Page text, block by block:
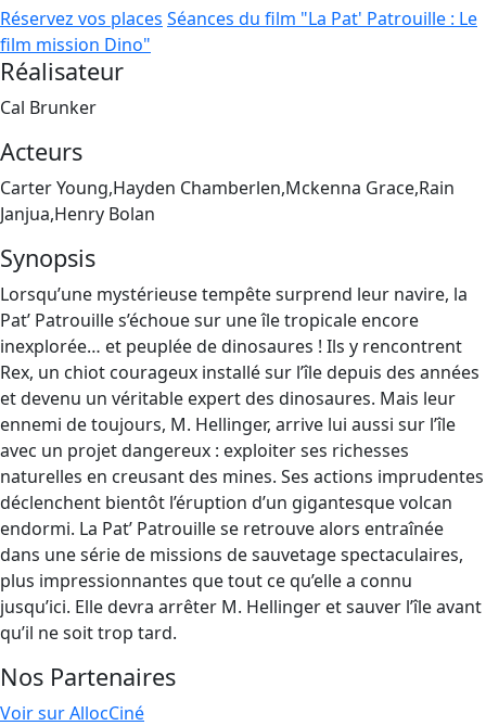
Réservez vos places Séances du film "La Pat' Patrouille : Le
film mission Dino"
Réalisateur
Cal Brunker
Acteurs
Carter Young,Hayden Chamberlen,Mckenna Grace,Rain
Janjua,Henry Bolan
Synopsis
Lorsqu’une mystérieuse tempête surprend leur navire, la
Pat’ Patrouille s’échoue sur une île tropicale encore
inexplorée… et peuplée de dinosaures ! Ils y rencontrent
Rex, un chiot courageux installé sur l’île depuis des années
et devenu un véritable expert des dinosaures. Mais leur
ennemi de toujours, M. Hellinger, arrive lui aussi sur l’île
avec un projet dangereux : exploiter ses richesses
naturelles en creusant des mines. Ses actions imprudentes
déclenchent bientôt l’éruption d’un gigantesque volcan
endormi. La Pat’ Patrouille se retrouve alors entraînée
dans une série de missions de sauvetage spectaculaires,
plus impressionnantes que tout ce qu’elle a connu
jusqu’ici. Elle devra arrêter M. Hellinger et sauver l’île avant
qu’il ne soit trop tard.
Nos Partenaires
Voir sur AllocCiné